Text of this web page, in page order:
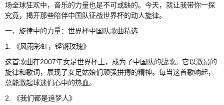
场全球狂欢中，音乐的力量也是不可或缺的。今天，就让我带你一探
究竟，揭开那些陪伴中国队征战世界杯的动人旋律。
一、旋律中的力量：世界杯中国队歌曲精选
1. 《风雨彩虹，铿锵玫瑰》
这首歌曲在2007年女足世界杯上，成为了中国队的战歌。它以激昂的
旋律和歌词，展现了女足姑娘们顽强拼搏的精神。每当这首歌响起，
总能激起球迷们心中的热血。
2. 《我们都是追梦人》